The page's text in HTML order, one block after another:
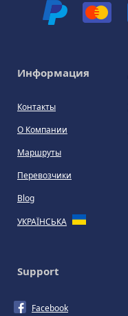
Информация
Контакты
О Компании
Маршруты
Перевозчики
Blog
УКРАЇНСЬКА
Support
Facebook